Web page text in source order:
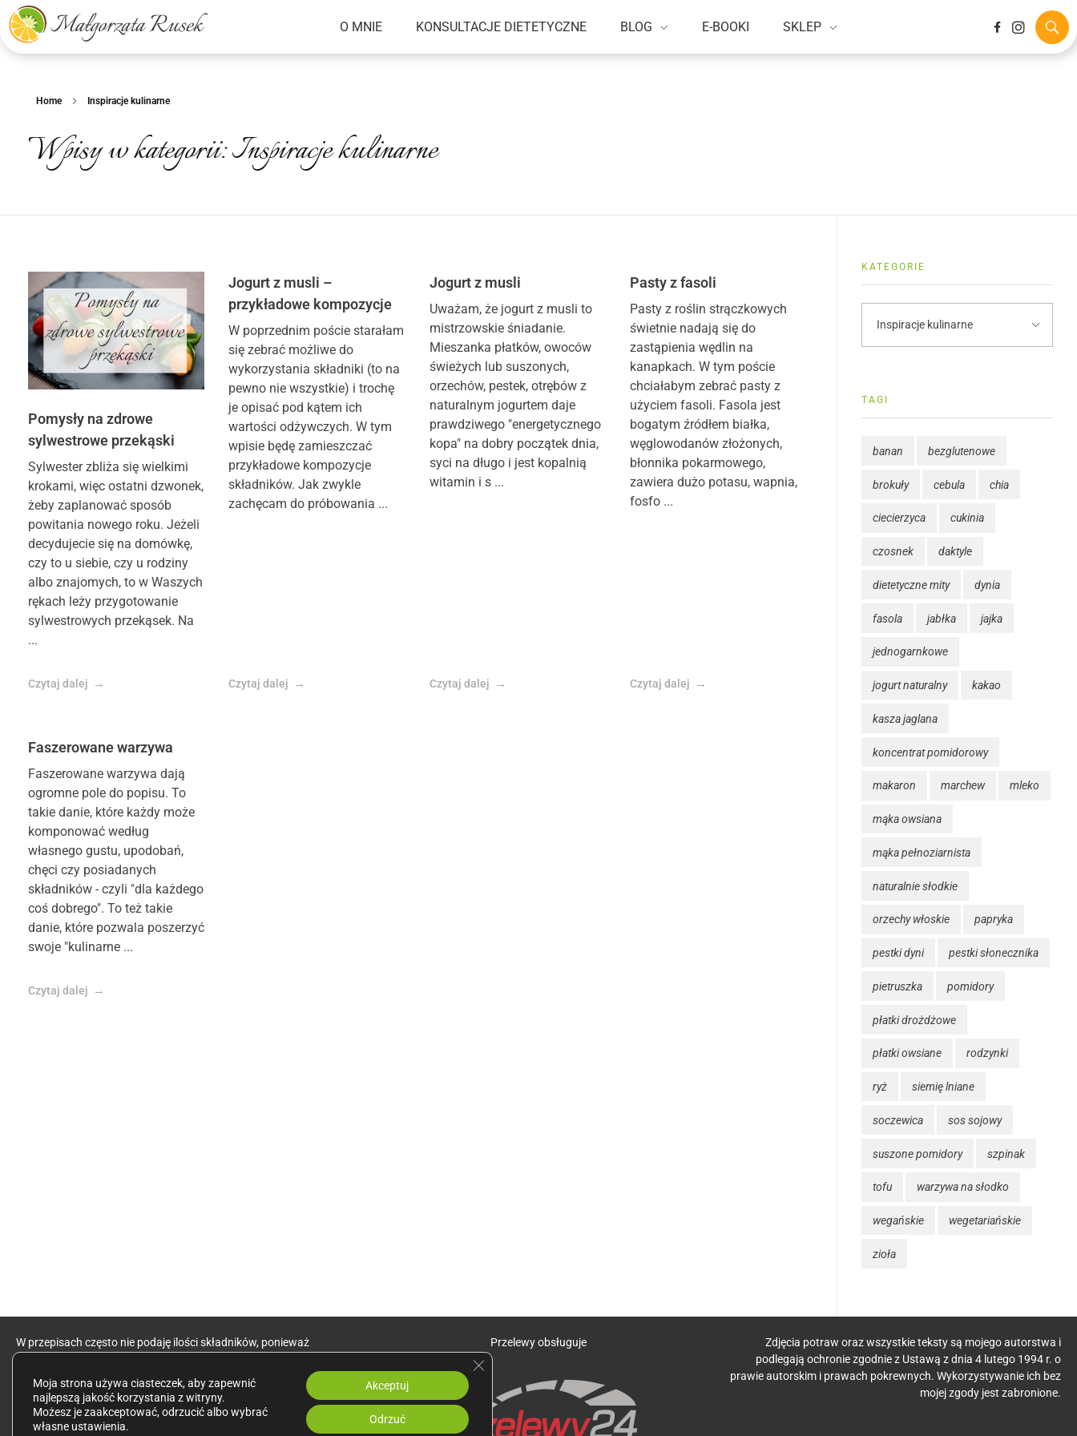
Małgorzata Rusek - dietetyk z pasją
Dietetyka kliniczna & Psychodietetyka
O MNIE KONSULTACJE DIETETYCZNE BLOG E-BOOKI SKLEP
Home Inspiracje kulinarne
Wpisy w kategorii: Inspiracje kulinarne
Pomysły na zdrowe
sylwestrowe przekąski
Sylwester zbliża się wielkimi
krokami, więc ostatni dzwonek,
żeby zaplanować sposób
powitania nowego roku. Jeżeli
decydujecie się na domówkę,
czy to u siebie, czy u rodziny
albo znajomych, to w Waszych
rękach leży przygotowanie
sylwestrowych przekąsek. Na
...
Czytaj dalej
Jogurt z musli –
przykładowe kompozycje
W poprzednim poście starałam
się zebrać możliwe do
wykorzystania składniki (to na
pewno nie wszystkie) i trochę
je opisać pod kątem ich
wartości odżywczych. W tym
wpisie będę zamieszczać
przykładowe kompozycje
składników. Jak zwykle
zachęcam do próbowania ...
Czytaj dalej
Jogurt z musli
Uważam, że jogurt z musli to
mistrzowskie śniadanie.
Mieszanka płatków, owoców
świeżych lub suszonych,
orzechów, pestek, otrębów z
naturalnym jogurtem daje
prawdziwego "energetycznego
kopa" na dobry początek dnia,
syci na długo i jest kopalnią
witamin i s ...
Czytaj dalej
Pasty z fasoli
Pasty z roślin strączkowych
świetnie nadają się do
zastąpienia wędlin na
kanapkach. W tym poście
chciałabym zebrać pasty z
użyciem fasoli. Fasola jest
bogatym źródłem białka,
węglowodanów złożonych,
błonnika pokarmowego,
zawiera dużo potasu, wapnia,
fosfo ...
Czytaj dalej
Faszerowane warzywa
Faszerowane warzywa dają
ogromne pole do popisu. To
takie danie, które każdy może
komponować według
własnego gustu, upodobań,
chęci czy posiadanych
składników - czyli "dla każdego
coś dobrego". To też takie
danie, które pozwala poszerzyć
swoje "kulinarne ...
Czytaj dalej
KATEGORIE
TAGI
banan bezglutenowe
brokuły cebula chia
ciecierzyca cukinia
czosnek daktyle
dietetyczne mity dynia
fasola jabłka jajka
jednogarnkowe
jogurt naturalny kakao
kasza jaglana
koncentrat pomidorowy
makaron marchew mleko
mąka owsiana
mąka pełnoziarnista
naturalnie słodkie
orzechy włoskie papryka
pestki dyni pestki słonecznika
pietruszka pomidory
płatki drożdżowe
płatki owsiane rodzynki
ryż siemię lniane
soczewica sos sojowy
suszone pomidory szpinak
tofu warzywa na słodko
wegańskie wegetariańskie
zioła
W przepisach często nie podaję ilości składników, ponieważ
Zalecenia dotyczące zdrowego odżywiania kieruję do zdrowych
osób dorosłych o przeciętnej aktywności fizycznej.
Przelewy obsługuje
Zdjęcia potraw oraz wszystkie teksty są mojego autorstwa i
podlegają ochronie zgodnie z Ustawą z dnia 4 lutego 1994 r. o
prawie autorskim i prawach pokrewnych. Wykorzystywanie ich bez
mojej zgody jest zabronione.
Moja strona używa ciasteczek, aby zapewnić
najlepszą jakość korzystania z witryny.
Możesz je zaakceptować, odrzucić albo wybrać
własne ustawienia.
Akceptuj
Odrzuć
Zamknij panel powiadomień o ciasteczkach RODO